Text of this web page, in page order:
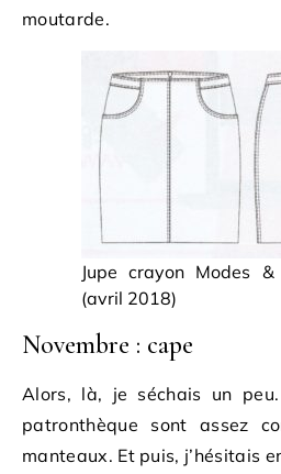
moutarde.
Jupe crayon Modes
(avril 2018)
Novembre : cape
Alors, là, je séchais un
patronthèque sont assez
manteaux. Et puis, j’hésitais